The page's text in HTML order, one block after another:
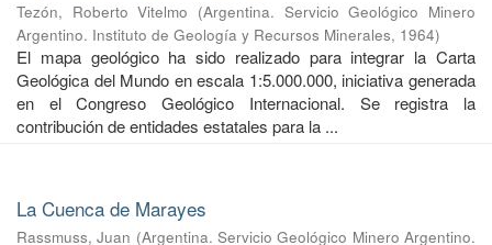
Tezón, Roberto Vitelmo (Argentina. Servicio Geológico Minero
Argentino. Instituto de Geología y Recursos Minerales, 1964)
El mapa geológico ha sido realizado para integrar la Carta
Geológica del Mundo en escala 1:5.000.000, iniciativa generada
en el Congreso Geológico Internacional. Se registra la
contribución de entidades estatales para la ...
La Cuenca de Marayes
Rassmuss, Juan (Argentina. Servicio Geológico Minero Argentino.